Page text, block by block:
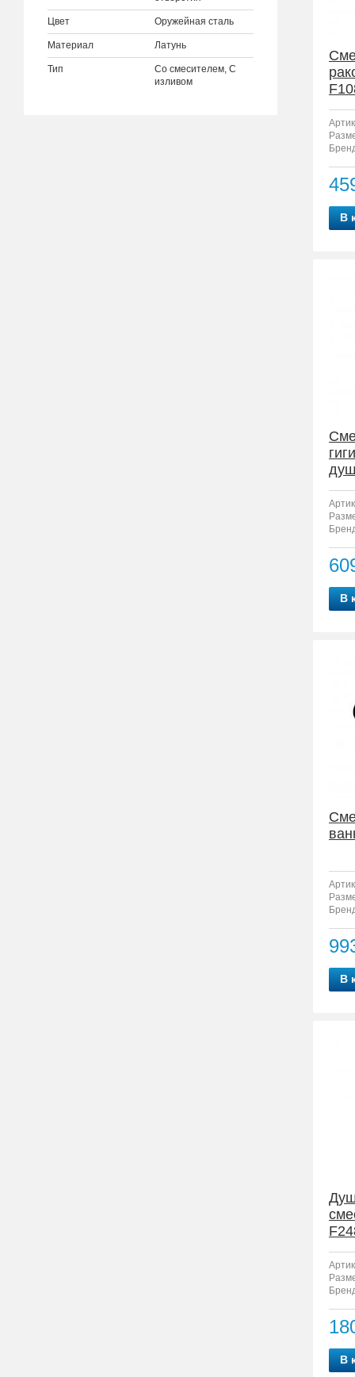
Цвет Оружейная сталь
Материал Латунь
Тип
Со смесителем, С
изливом
В
В
В
В